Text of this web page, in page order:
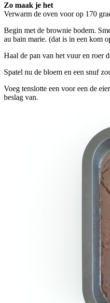
Zo maak je het
Verwarm de oven voor op 170
Begin met de brownie bodem.
au bain marie. (dat is in een kom
Haal de pan van het vuur en roer
Spatel nu de bloem en een snuf
Voeg tenslotte een voor een de
beslag van.